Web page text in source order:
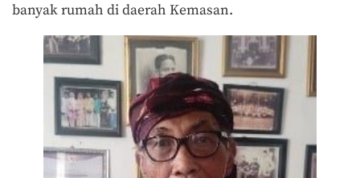
banyak rumah di daerah Kemasan.